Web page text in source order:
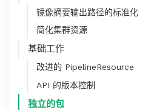
镜像摘要输出路径的标准化
简化集群资源
基础工作
改进的 PipelineResource
API 的版本控制
独立的包